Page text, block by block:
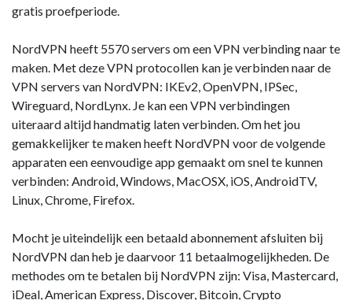
gratis proefperiode.
NordVPN heeft 5570 servers om een VPN verbinding naar te
maken. Met deze VPN protocollen kan je verbinden naar de
VPN servers van NordVPN: IKEv2, OpenVPN, IPSec,
Wireguard, NordLynx. Je kan een VPN verbindingen
uiteraard altijd handmatig laten verbinden. Om het jou
gemakkelijker te maken heeft NordVPN voor de volgende
apparaten een eenvoudige app gemaakt om snel te kunnen
verbinden: Android, Windows, MacOSX, iOS, AndroidTV,
Linux, Chrome, Firefox.
Mocht je uiteindelijk een betaald abonnement afsluiten bij
NordVPN dan heb je daarvoor 11 betaalmogelijkheden. De
methodes om te betalen bij NordVPN zijn: Visa, Mastercard,
iDeal, American Express, Discover, Bitcoin, Crypto